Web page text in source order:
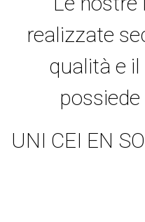
realizzate
qualità e
UNI CEI EN